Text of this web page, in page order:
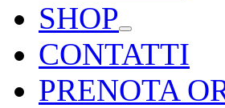
SHOP
CONTATTI
PRENOTA